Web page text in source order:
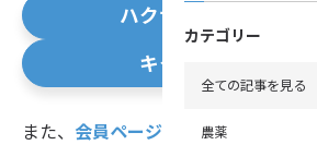
ハクサイ
キク
また、 会員ページ に登録していただく
カテゴリー
全ての記事を見る
農薬